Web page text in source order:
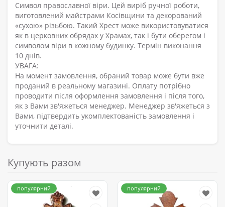
Символ православної віри. Цей виріб ручної роботи,
виготовлений майстрами Косівщини та декорований
«сухою» різьбою. Такий Хрест може використовуватися
як в церковних обрядах у Храмах, так і бути оберегом і
символом віри в кожному будинку. Термін виконання
10 днів.
УВАГА:
На момент замовлення, обраний товар може бути вже
проданий в реальному магазині. Оплату потрібно
проводити після оформлення замовлення і після того,
як з Вами зв'яжеться менеджер. Менеджер зв'яжеться з
Вами, підтвердить укомплектованість замовлення і
уточнити деталі.
Купують разом
популярний популярний